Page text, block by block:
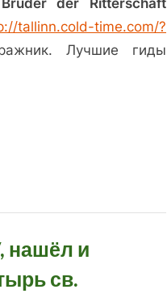
tallinn.cold-time.com/?
Лучшие гиды
нашёл и
св.